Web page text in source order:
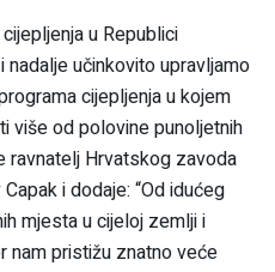
u Republici
učinkovito upravljamo
cijepljenja u kojem
više od polovine punoljetnih
ravnatelj Hrvatskog zavoda
i dodaje: “Od idućeg
mjesta u cijeloj zemlji i
nam pristižu znatno veće